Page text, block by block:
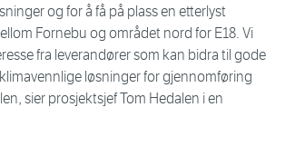
og for å få på plass en etterlyst
Fornebu og området nord for E18. Vi
fra leverandører som kan bidra til gode
løsninger for gjennomføring
sier prosjektsjef Tom Hedalen i en